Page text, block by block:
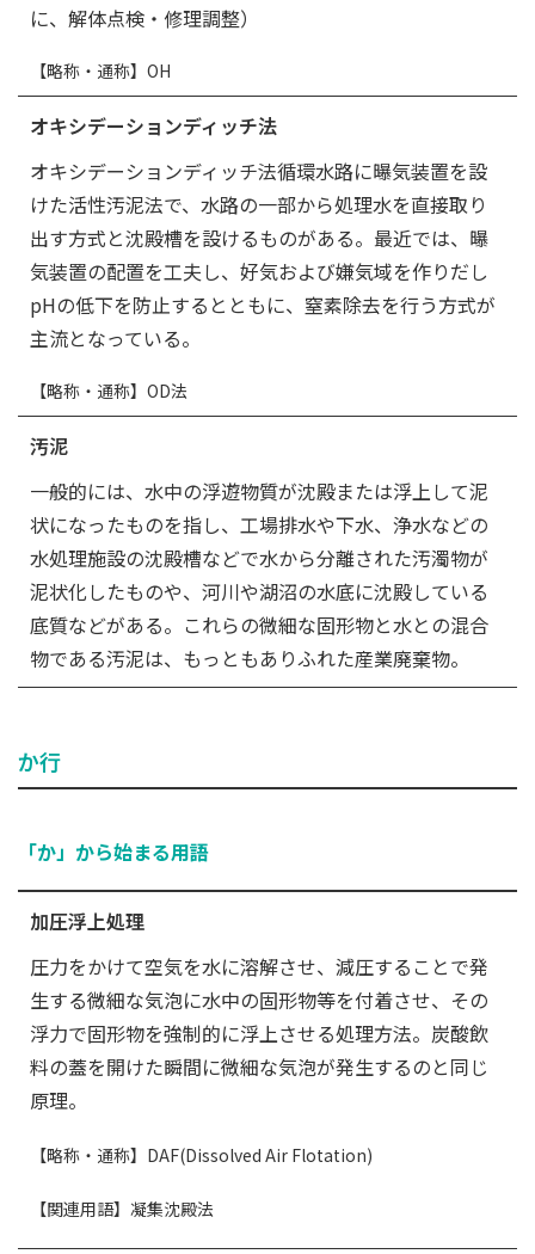
に、解体点検・修理調整）
【略称・通称】OH
オキシデーションディッチ法
オキシデーションディッチ法循環水路に曝気装置を設
けた活性汚泥法で、水路の一部から処理水を直接取り
出す方式と沈殿槽を設けるものがある。最近では、曝
気装置の配置を工夫し、好気および嫌気域を作りだし
pHの低下を防止するとともに、窒素除去を行う方式が
主流となっている。
【略称・通称】OD法
汚泥
一般的には、水中の浮遊物質が沈殿または浮上して泥
状になったものを指し、工場排水や下水、浄水などの
水処理施設の沈殿槽などで水から分離された汚濁物が
泥状化したものや、河川や湖沼の水底に沈殿している
底質などがある。これらの微細な固形物と水との混合
物である汚泥は、もっともありふれた産業廃棄物。
か行
「か」から始まる用語
加圧浮上処理
圧力をかけて空気を水に溶解させ、減圧することで発
生する微細な気泡に水中の固形物等を付着させ、その
浮力で固形物を強制的に浮上させる処理方法。炭酸飲
料の蓋を開けた瞬間に微細な気泡が発生するのと同じ
原理。
【略称・通称】DAF(Dissolved Air Flotation)
【関連用語】凝集沈殿法